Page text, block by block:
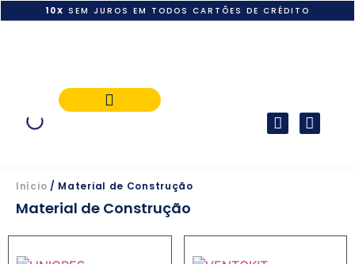
10X SEM JUROS EM TODOS CARTÕES DE CRÉDITO
Início / Material de Construção
Material de Construção